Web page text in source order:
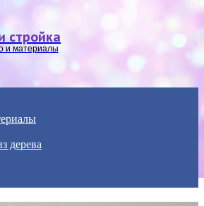
стройка
и материалы
дерева